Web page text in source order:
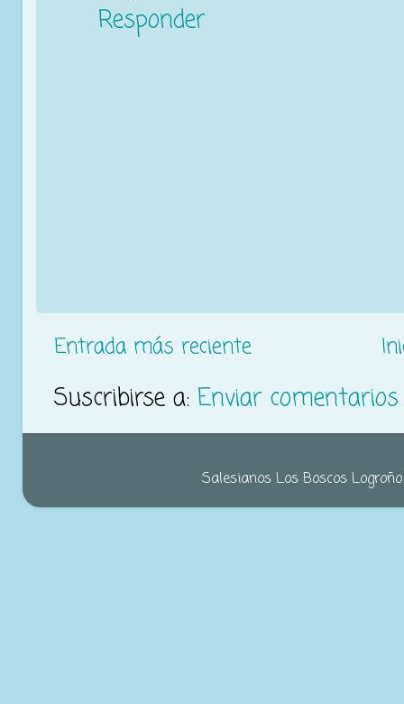
Responder
Entrada más reciente
Suscribirse a: Enviar
Salesianos Los Boscos